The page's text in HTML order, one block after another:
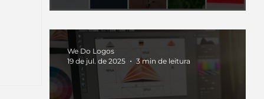
We Do Logos
19 de jul. de 2025
3 min de leitura